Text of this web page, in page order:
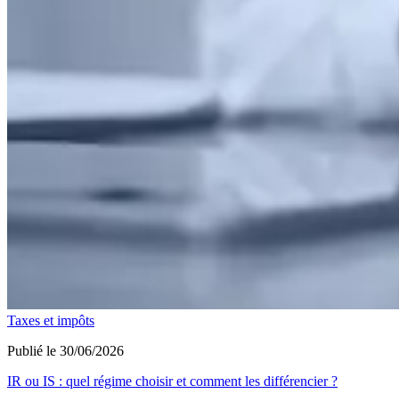
Taxes et impôts
Publié le 30/06/2026
IR ou IS : quel régime choisir et comment les différencier ?